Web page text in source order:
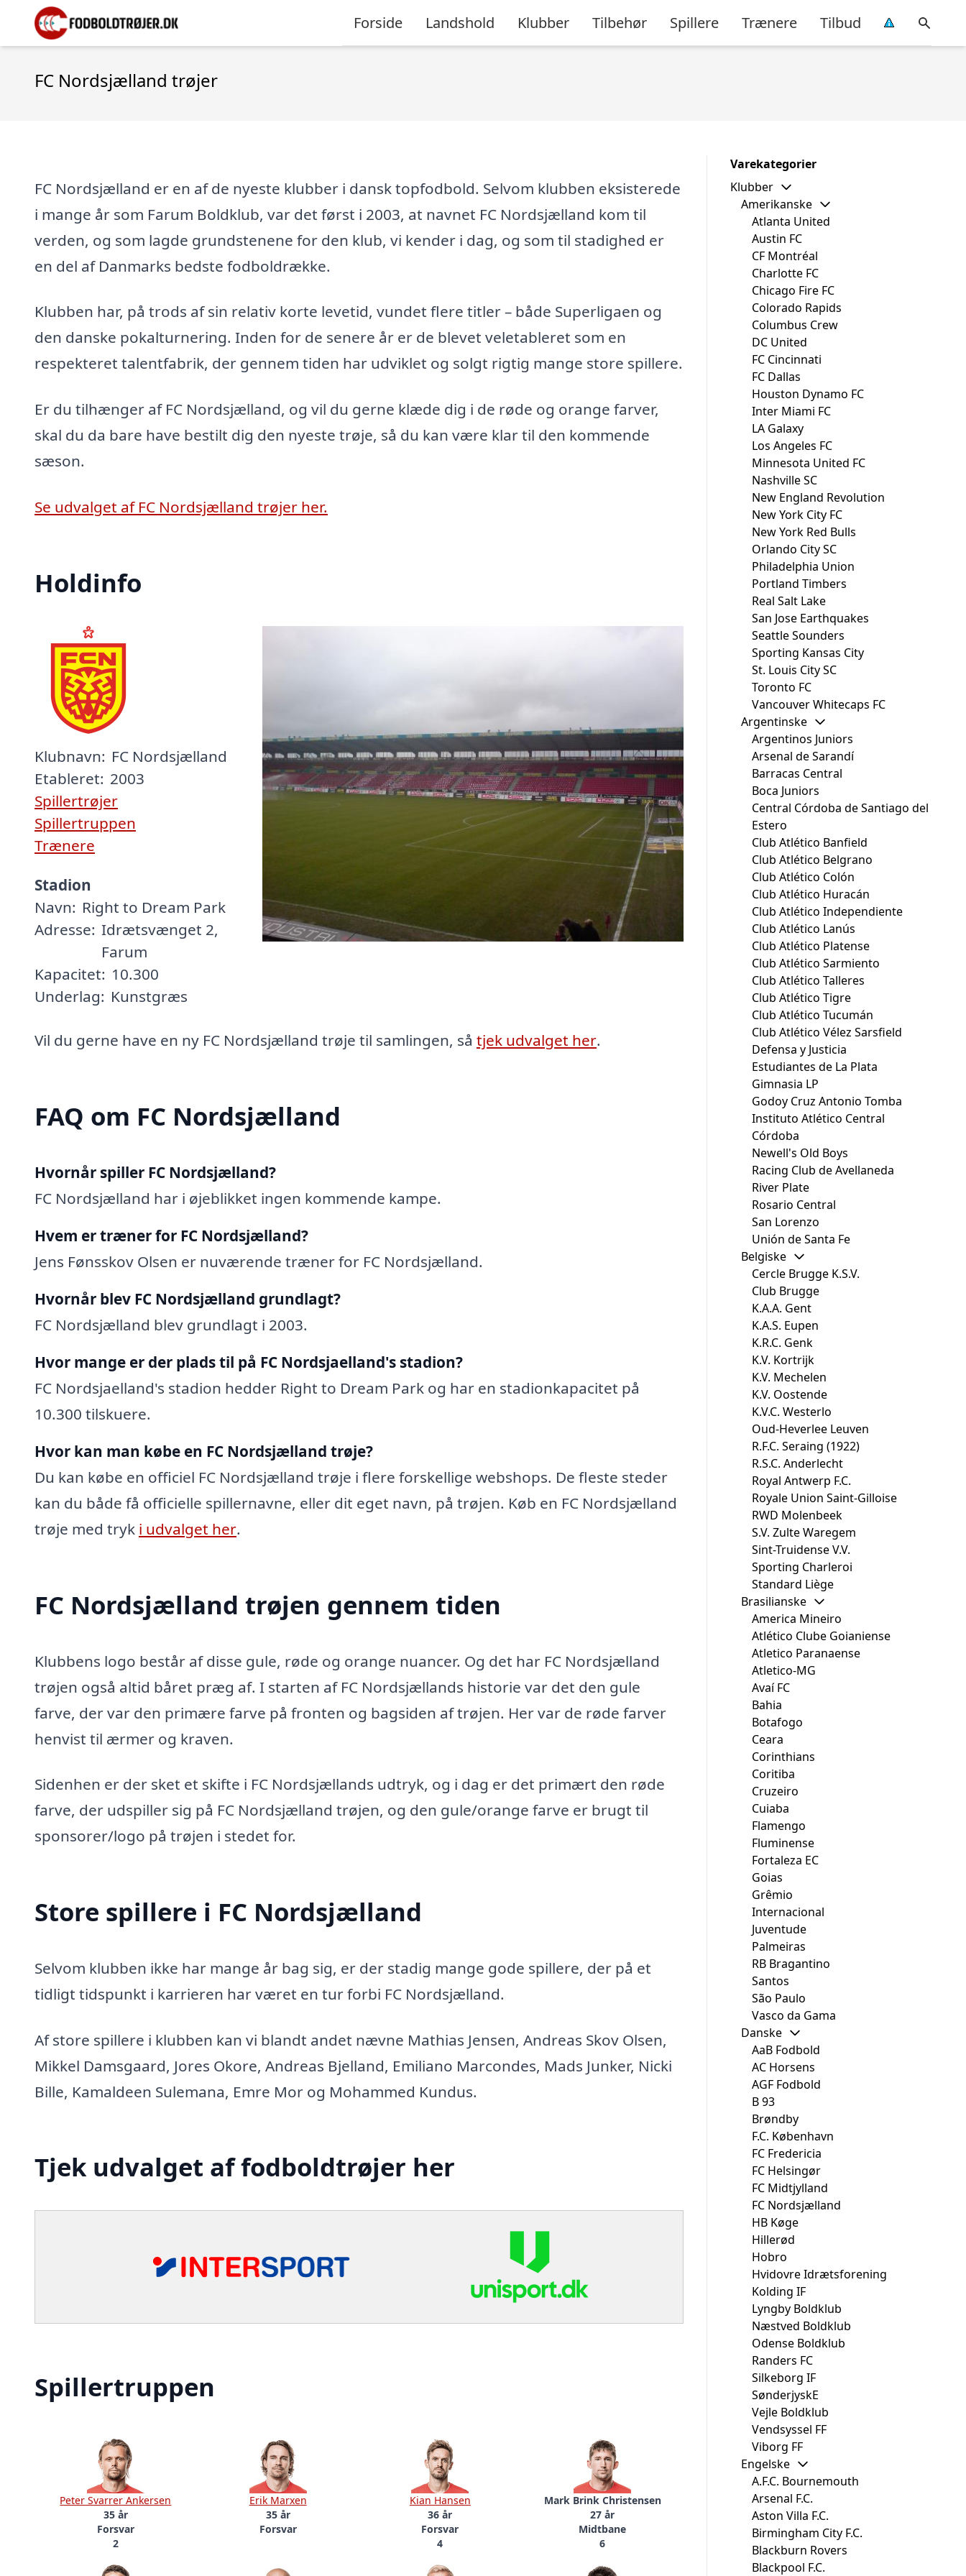
Forside Landshold Klubber Tilbehør Spillere Trænere Tilbud
FC Nordsjælland trøjer
FC Nordsjælland er en af de nyeste klubber i dansk topfodbold. Selvom klubben eksisterede
i mange år som Farum Boldklub, var det først i 2003, at navnet FC Nordsjælland kom til
verden, og som lagde grundstenene for den klub, vi kender i dag, og som til stadighed er
en del af Danmarks bedste fodboldrække.
Klubben har, på trods af sin relativ korte levetid, vundet flere titler – både Superligaen og
den danske pokalturnering. Inden for de senere år er de blevet veletableret som en
respekteret talentfabrik, der gennem tiden har udviklet og solgt rigtig mange store spillere.
Er du tilhænger af FC Nordsjælland, og vil du gerne klæde dig i de røde og orange farver,
skal du da bare have bestilt dig den nyeste trøje, så du kan være klar til den kommende
sæson.
Se udvalget af FC Nordsjælland trøjer her.
Holdinfo
Klubnavn: FC Nordsjælland
Etableret: 2003
Spillertrøjer
Spillertruppen
Trænere
Stadion
Navn: Right to Dream Park
Adresse: Idrætsvænget 2,
Farum
Kapacitet: 10.300
Underlag: Kunstgræs
Vil du gerne have en ny FC Nordsjælland trøje til samlingen, så tjek udvalget her.
FAQ om FC Nordsjælland
Hvornår spiller FC Nordsjælland?
FC Nordsjælland har i øjeblikket ingen kommende kampe.
Hvem er træner for FC Nordsjælland?
Jens Fønsskov Olsen er nuværende træner for FC Nordsjælland.
Hvornår blev FC Nordsjælland grundlagt?
FC Nordsjælland blev grundlagt i 2003.
Hvor mange er der plads til på FC Nordsjaelland's stadion?
FC Nordsjaelland's stadion hedder Right to Dream Park og har en stadionkapacitet på
10.300 tilskuere.
Hvor kan man købe en FC Nordsjælland trøje?
Du kan købe en officiel FC Nordsjælland trøje i flere forskellige webshops. De fleste steder
kan du både få officielle spillernavne, eller dit eget navn, på trøjen. Køb en FC Nordsjælland
trøje med tryk i udvalget her.
FC Nordsjælland trøjen gennem tiden
Klubbens logo består af disse gule, røde og orange nuancer. Og det har FC Nordsjælland
trøjen også altid båret præg af. I starten af FC Nordsjællands historie var det den gule
farve, der var den primære farve på fronten og bagsiden af trøjen. Her var de røde farver
henvist til ærmer og kraven.
Sidenhen er der sket et skifte i FC Nordsjællands udtryk, og i dag er det primært den røde
farve, der udspiller sig på FC Nordsjælland trøjen, og den gule/orange farve er brugt til
sponsorer/logo på trøjen i stedet for.
Store spillere i FC Nordsjælland
Selvom klubben ikke har mange år bag sig, er der stadig mange gode spillere, der på et
tidligt tidspunkt i karrieren har været en tur forbi FC Nordsjælland.
Af store spillere i klubben kan vi blandt andet nævne Mathias Jensen, Andreas Skov Olsen,
Mikkel Damsgaard, Jores Okore, Andreas Bjelland, Emiliano Marcondes, Mads Junker, Nicki
Bille, Kamaldeen Sulemana, Emre Mor og Mohammed Kundus.
Tjek udvalget af fodboldtrøjer her
Spillertruppen
Peter Svarrer Ankersen
35 år
Forsvar
2
Erik Marxen
35 år
Forsvar
Kian Hansen
36 år
Forsvar
4
Mark Brink Christensen
27 år
Midtbane
6
Varekategorier
Klubber
Amerikanske
Atlanta United
Austin FC
CF Montréal
Charlotte FC
Chicago Fire FC
Colorado Rapids
Columbus Crew
DC United
FC Cincinnati
FC Dallas
Houston Dynamo FC
Inter Miami FC
LA Galaxy
Los Angeles FC
Minnesota United FC
Nashville SC
New England Revolution
New York City FC
New York Red Bulls
Orlando City SC
Philadelphia Union
Portland Timbers
Real Salt Lake
San Jose Earthquakes
Seattle Sounders
Sporting Kansas City
St. Louis City SC
Toronto FC
Vancouver Whitecaps FC
Argentinske
Argentinos Juniors
Arsenal de Sarandí
Barracas Central
Boca Juniors
Central Córdoba de Santiago del
Estero
Club Atlético Banfield
Club Atlético Belgrano
Club Atlético Colón
Club Atlético Huracán
Club Atlético Independiente
Club Atlético Lanús
Club Atlético Platense
Club Atlético Sarmiento
Club Atlético Talleres
Club Atlético Tigre
Club Atlético Tucumán
Club Atlético Vélez Sarsfield
Defensa y Justicia
Estudiantes de La Plata
Gimnasia LP
Godoy Cruz Antonio Tomba
Instituto Atlético Central
Córdoba
Newell's Old Boys
Racing Club de Avellaneda
River Plate
Rosario Central
San Lorenzo
Unión de Santa Fe
Belgiske
Cercle Brugge K.S.V.
Club Brugge
K.A.A. Gent
K.A.S. Eupen
K.R.C. Genk
K.V. Kortrijk
K.V. Mechelen
K.V. Oostende
K.V.C. Westerlo
Oud-Heverlee Leuven
R.F.C. Seraing (1922)
R.S.C. Anderlecht
Royal Antwerp F.C.
Royale Union Saint-Gilloise
RWD Molenbeek
S.V. Zulte Waregem
Sint-Truidense V.V.
Sporting Charleroi
Standard Liège
Brasilianske
America Mineiro
Atlético Clube Goianiense
Atletico Paranaense
Atletico-MG
Avaí FC
Bahia
Botafogo
Ceara
Corinthians
Coritiba
Cruzeiro
Cuiaba
Flamengo
Fluminense
Fortaleza EC
Goias
Grêmio
Internacional
Juventude
Palmeiras
RB Bragantino
Santos
São Paulo
Vasco da Gama
Danske
AaB Fodbold
AC Horsens
AGF Fodbold
B 93
Brøndby
F.C. København
FC Fredericia
FC Helsingør
FC Midtjylland
FC Nordsjælland
HB Køge
Hillerød
Hobro
Hvidovre Idrætsforening
Kolding IF
Lyngby Boldklub
Næstved Boldklub
Odense Boldklub
Randers FC
Silkeborg IF
SønderjyskE
Vejle Boldklub
Vendsyssel FF
Viborg FF
Engelske
A.F.C. Bournemouth
Arsenal F.C.
Aston Villa F.C.
Birmingham City F.C.
Blackburn Rovers
Blackpool F.C.